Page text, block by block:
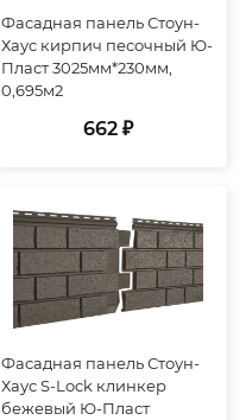
Фасадная панель Стоун-
Хаус кирпич песочный Ю-
Пласт 3025мм*230мм,
0,695м2
662 ₽
Фасадная панель Стоун-
Хаус S-Lock клинкер
бежевый Ю-Пласт